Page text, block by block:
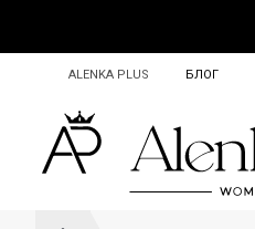
ALENKA PLUS БЛОГ